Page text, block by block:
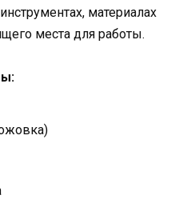
материалах
места для работы.